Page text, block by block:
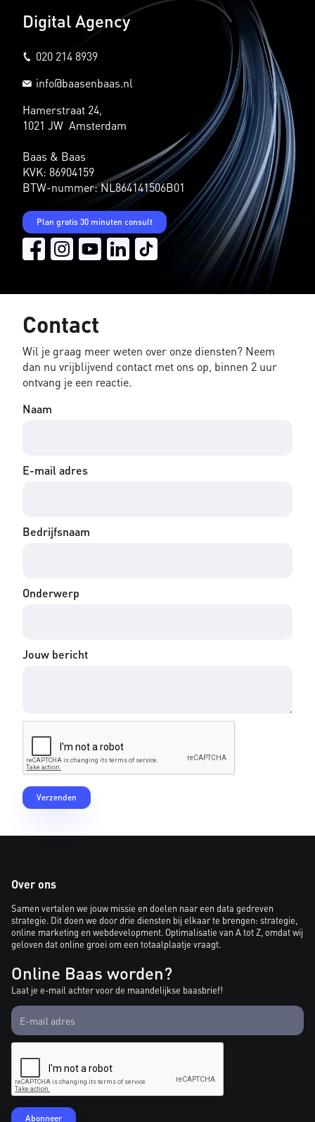
Digital Agency
020 214 8939
info@baasenbaas.nl
Hamerstraat 24,
1021 JW Amsterdam
Baas & Baas
KVK: 86904159
BTW-nummer: NL864141506B01
Plan gratis 30 minuten consult
Contact
Wil je graag meer weten over onze diensten? Neem
dan nu vrijblijvend contact met ons op, binnen 2 uur
ontvang je een reactie.
Naam
E-mail adres
Bedrijfsnaam
Onderwerp
Jouw bericht
Over ons
Samen vertalen we jouw missie en doelen naar een data gedreven
strategie. Dit doen we door drie diensten bij elkaar te brengen: strategie,
online marketing en webdevelopment. Optimalisatie van A tot Z, omdat wij
geloven dat online groei om een totaalplaatje vraagt.
Online Baas worden?
Laat je e-mail achter voor de maandelijkse baasbrief!